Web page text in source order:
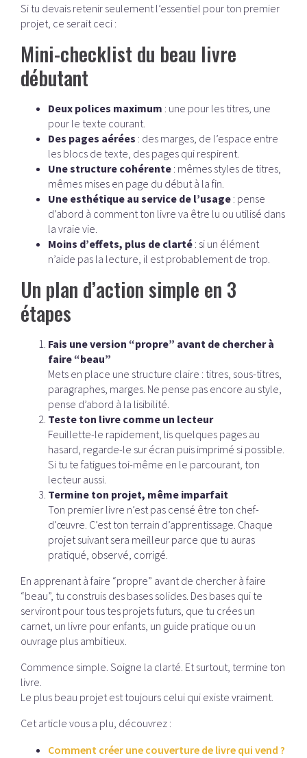
Si tu devais retenir seulement l’essentiel pour ton premier
projet, ce serait ceci :
Mini-checklist du beau livre
débutant
Deux polices maximum : une pour les titres, une
pour le texte courant.
Des pages aérées : des marges, de l’espace entre
les blocs de texte, des pages qui respirent.
Une structure cohérente : mêmes styles de titres,
mêmes mises en page du début à la fin.
Une esthétique au service de l’usage : pense
d’abord à comment ton livre va être lu ou utilisé dans
la vraie vie.
Moins d’effets, plus de clarté : si un élément
n’aide pas la lecture, il est probablement de trop.
Un plan d’action simple en 3
étapes
Fais une version “propre” avant de chercher à
faire “beau”
Mets en place une structure claire : titres, sous-titres,
paragraphes, marges. Ne pense pas encore au style,
pense d’abord à la lisibilité.
Teste ton livre comme un lecteur
Feuillette-le rapidement, lis quelques pages au
hasard, regarde-le sur écran puis imprimé si possible.
Si tu te fatigues toi-même en le parcourant, ton
lecteur aussi.
Termine ton projet, même imparfait
Ton premier livre n’est pas censé être ton chef-
d’œuvre. C’est ton terrain d’apprentissage. Chaque
projet suivant sera meilleur parce que tu auras
pratiqué, observé, corrigé.
En apprenant à faire “propre” avant de chercher à faire
“beau”, tu construis des bases solides. Des bases qui te
serviront pour tous tes projets futurs, que tu crées un
carnet, un livre pour enfants, un guide pratique ou un
ouvrage plus ambitieux.
Commence simple. Soigne la clarté. Et surtout, termine ton
livre.
Le plus beau projet est toujours celui qui existe vraiment.
Cet article vous a plu, découvrez :
Comment créer une couverture de livre qui vend ?